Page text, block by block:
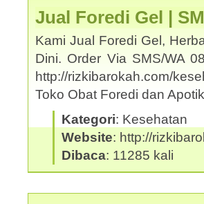
Jual Foredi Gel |
Kami Jual Foredi Gel,
Dini. Order Via SMS/WA
http://rizkibarokah.com/
Toko Obat Foredi dan
Kategori: Kesehatan
Website: http://
Dibaca: 11285 kali